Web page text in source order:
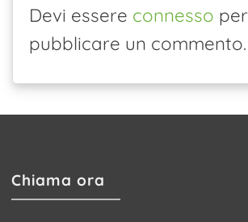
Devi essere connesso per
pubblicare un commento.
Chiama ora